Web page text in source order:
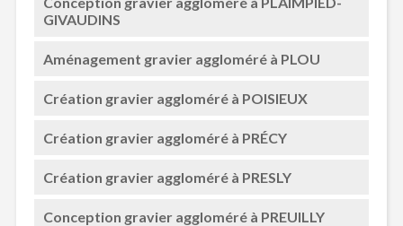
GIVAUDINS
Aménagement gravier aggloméré à PLOU
Création gravier aggloméré à POISIEUX
Création gravier aggloméré à PRÉCY
Création gravier aggloméré à PRESLY
Conception gravier aggloméré à PREUILLY